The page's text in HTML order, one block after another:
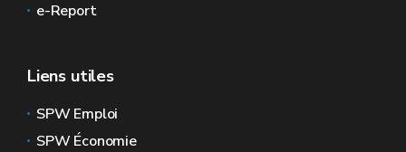
e-Report
Liens utiles
SPW Emploi
SPW Économie